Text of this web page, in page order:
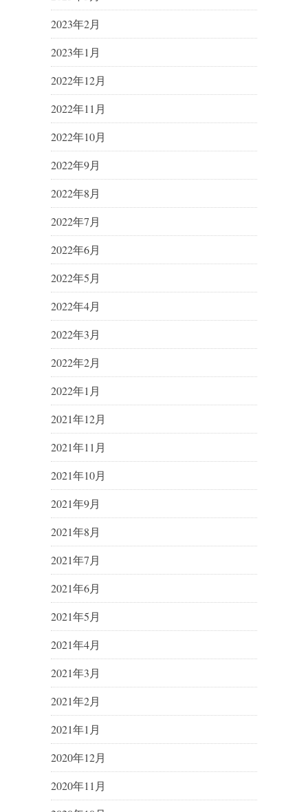
2023年2月
2023年1月
2022年12月
2022年11月
2022年10月
2022年9月
2022年8月
2022年7月
2022年6月
2022年5月
2022年4月
2022年3月
2022年2月
2022年1月
2021年12月
2021年11月
2021年10月
2021年9月
2021年8月
2021年7月
2021年6月
2021年5月
2021年4月
2021年3月
2021年2月
2021年1月
2020年12月
2020年11月